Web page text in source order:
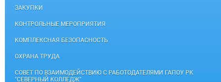
ЗАКУПКИ
КОНТРОЛЬНЫЕ МЕРОПРИЯТИЯ
КОМПЛЕКСНАЯ БЕЗОПАСНОСТЬ
ОХРАНА ТРУДА
СОВЕТ ПО ВЗАИМОДЕЙСТВИЮ С РАБОТОДАТЕЛЯМИ ГАПОУ РК
"СЕВЕРНЫЙ КОЛЛЕДЖ"